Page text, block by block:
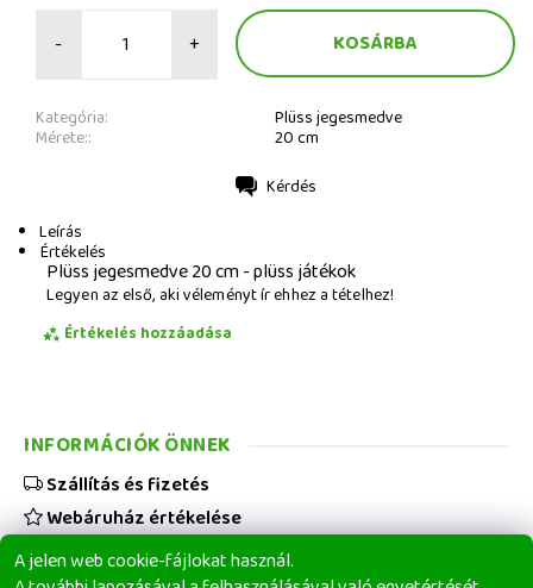
- +
Kategória: Plüss jegesmedve
Mérete:: 20 cm
Kérdés
Leírás
Értékelés
Plüss jegesmedve 20 cm - plüss játékok
Legyen az első, aki véleményt ír ehhez a tételhez!
Értékelés hozzáadása
A jelen web cookie-fájlokat használ.
INFORMÁCIÓK ÖNNEK
Szállítás és fizetés
Webáruház értékelése
Viszonteladóknak